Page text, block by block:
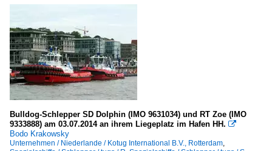
Bulldog-Schlepper SD Dolphin (IMO 9631034) und RT Zoe (IMO
9333888) am 03.07.2014 an ihrem Liegeplatz im Hafen HH. 
Bodo Krakowsky
Unternehmen / Niederlande / Kotug International B.V., Rotterdam,